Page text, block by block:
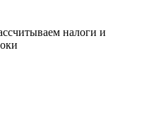
налоги и